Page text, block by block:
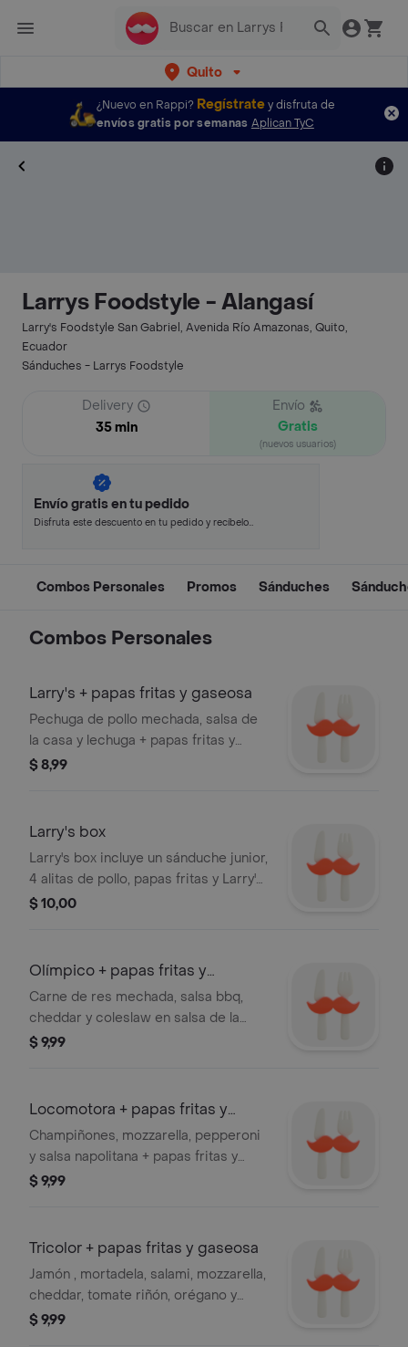
Quito
¿Nuevo en Rappi? Regístratey disfruta de
envíos gratis por semanas Aplican TyC
Larrys Foodstyle - Alangasí
Larry's Foodstyle San Gabriel, Avenida Río Amazonas, Quito,
Ecuador
Sánduches - Larrys Foodstyle
Delivery
35 min
Envío
Gratis
(nuevos usuarios)
Envío gratis en tu pedido
Disfruta este descuento en tu pedido y recíbelo
Combos Personales Promos Sánduches
Combos Personales
Larry's + papas fritas y gaseosa
Pechuga de pollo mechada, salsa de
la casa y lechuga + papas fritas y
gaseosa 250 ml
$ 8,99
Larry's box
Larry's box incluye un sánduche junior,
4 alitas de pollo, papas fritas y Larry's
tea.
$ 10,00
Olímpico + papas fritas y
gaseosa
Carne de res mechada, salsa bbq,
cheddar y coleslaw en salsa de la
casa + papas fritas y gaseosa 250 ml
$ 9,99
Locomotora + papas fritas y
gaseosa
Champiñones, mozzarella, pepperoni
y salsa napolitana + papas fritas y
gaseosa 250 ml
$ 9,99
Tricolor + papas fritas y gaseosa
Jamón , mortadela, salami, mozzarella,
cheddar, tomate riñón, orégano y
salsa de la casa + papas fritas y
$ 9,99